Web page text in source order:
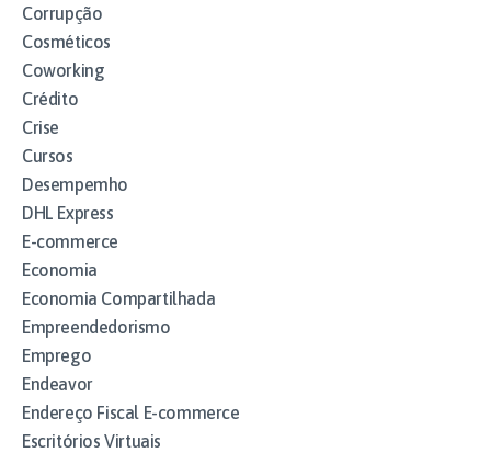
Corrupção
Cosméticos
Coworking
Crédito
Crise
Cursos
Desempemho
DHL Express
E-commerce
Economia
Economia Compartilhada
Empreendedorismo
Emprego
Endeavor
Endereço Fiscal E-commerce
Escritórios Virtuais